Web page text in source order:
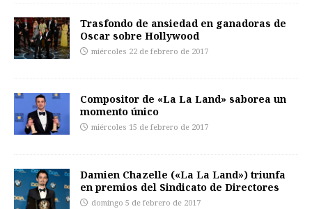
Trasfondo de ansiedad en ganadoras de
Oscar sobre Hollywood
miércoles 22 de febrero de 2017
Compositor de «La La Land» saborea un
momento único
miércoles 15 de febrero de 2017
Damien Chazelle («La La Land») triunfa
en premios del Sindicato de Directores
domingo 5 de febrero de 2017